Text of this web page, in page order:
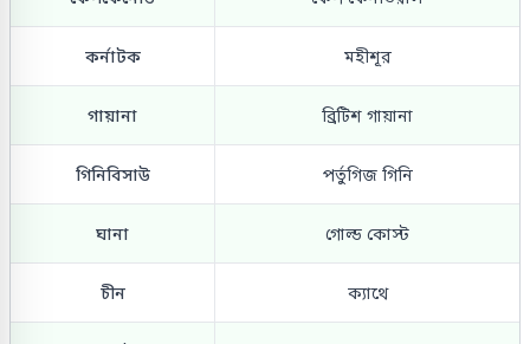
কর্নাটক মহীশূর
গায়ানা ব্রিটিশ গায়ানা
গিনিবিসাউ পর্তুগিজ গিনি
ঘানা গোল্ড কোস্ট
চীন ক্যাথে